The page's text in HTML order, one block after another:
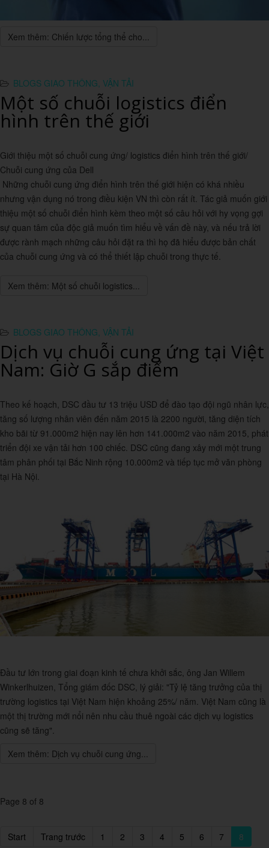
Xem thêm: Chiến lược tổng thể cho...
BLOGS GIAO THÔNG, VẬN TẢI
Một số chuỗi logistics điển
hình trên thế giới
Giới thiệu một số chuỗi cung ứng/ logistics điển hình trên thế giới/
Chuỗi cung ứng của Dell
Những chuỗi cung ứng điển hình trên thế giới hiện có khá nhiều
nhưng vận dụng nó trong điều kiện VN thì còn rất ít. Tác giả muốn giới
thiệu một số chuỗi điển hình kèm theo một số câu hỏi với hy vọng gợi
sự quan tâm của độc giả muốn tìm hiểu về vấn đề này, và nếu trả lời
được rành mạch những câu hỏi đặt ra thì họ đã hiểu được bản chất
của chuỗi cung ứng và có thể thiết lập chuỗi trong thực tế.
Xem thêm: Một số chuỗi logistics...
BLOGS GIAO THÔNG, VẬN TẢI
Dịch vụ chuỗi cung ứng tại Việt
Nam: Giờ G sắp điểm
Theo kế hoạch, DSC đầu tư 13 triệu USD để đào tạo đội ngũ nhân lực,
tăng số lượng nhân viên đến năm 2015 là 2200 người, tăng diện tích
kho bãi từ 91.000m2 hiện nay lên hơn 141.000m2 vào năm 2015, phát
triển đội xe vận tải hơn 100 chiếc. DSC cũng đang xây mới một trung
tâm phân phối tại Bắc Ninh rộng 10.000m2 và tiếp tục mở văn phòng
tại Hà Nội.
Đầu tư lớn trong giai đoạn kinh tế chưa khởi sắc, ông Jan Willem
Winkerlhuizen, Tổng giám đốc DSC, lý giải: "Tỷ lệ tăng trưởng của thị
trường logistics tại Việt Nam hiện khoảng 25%/ năm. Việt Nam cũng là
một thị trường mới nổi nên nhu cầu thuê ngoài các dịch vụ logistics
cũng sẽ tăng".
Xem thêm: Dịch vụ chuỗi cung ứng...
Page 8 of 8
Start Trang trước 1 2 3 4 5 6 7 8